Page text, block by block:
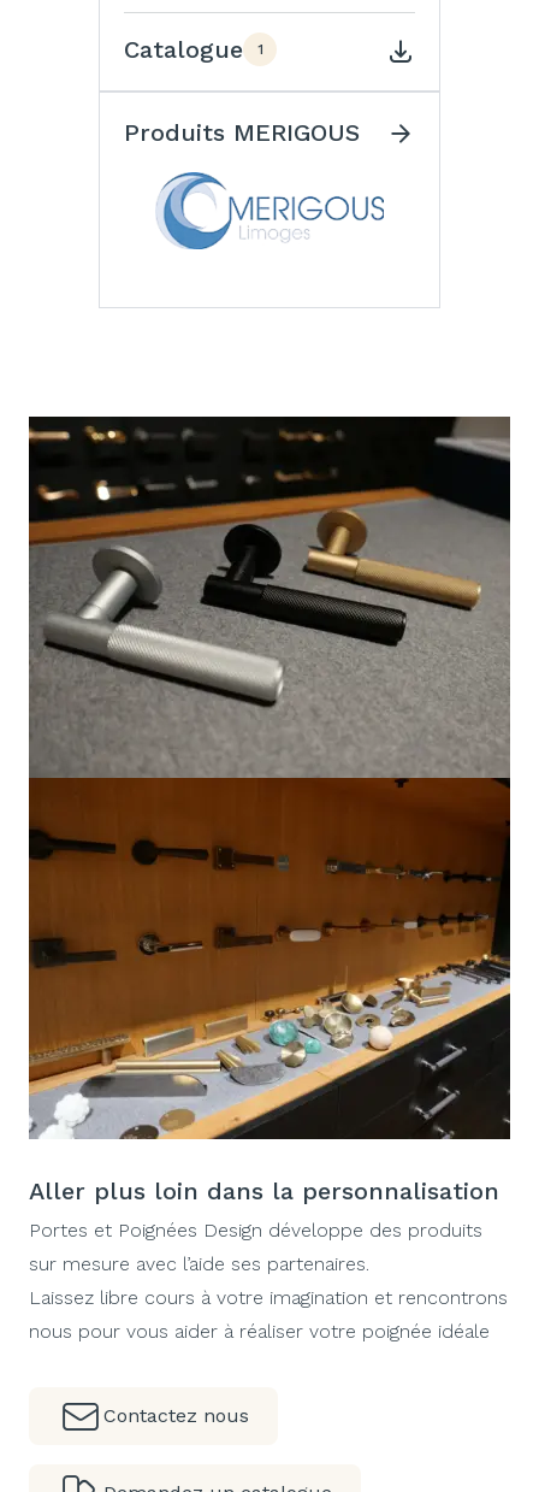
Catalogue 1
Produits MERIGOUS
Aller plus loin dans la personnalisation
Portes et Poignées Design développe des produits
sur mesure avec l’aide ses partenaires.
Laissez libre cours à votre imagination et rencontrons
nous pour vous aider à réaliser votre poignée idéale
Contactez nous